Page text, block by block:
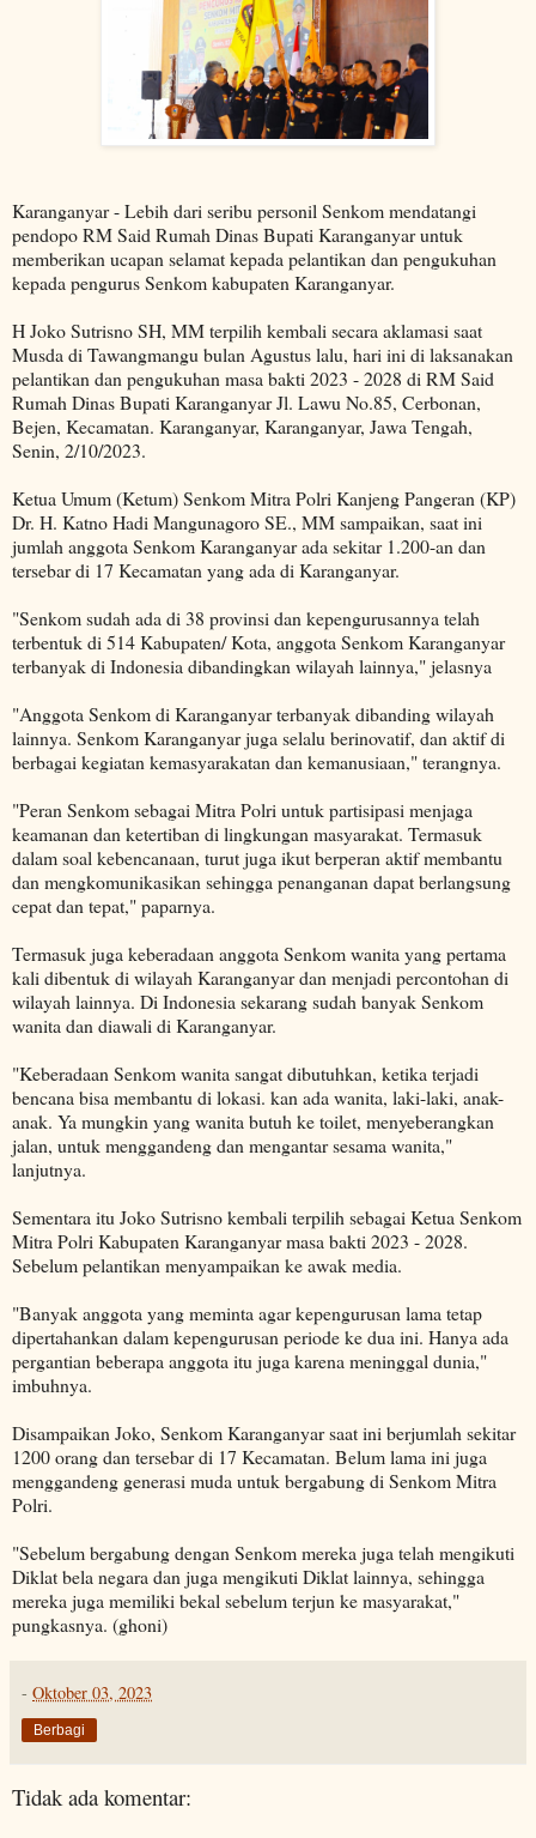
Karanganyar - Lebih dari seribu personil Senkom mendatangi
pendopo RM Said Rumah Dinas Bupati Karanganyar untuk
memberikan ucapan selamat kepada pelantikan dan pengukuhan
kepada pengurus Senkom kabupaten Karanganyar.
H Joko Sutrisno SH, MM terpilih kembali secara aklamasi saat
Musda di Tawangmangu bulan Agustus lalu, hari ini di laksanakan
pelantikan dan pengukuhan masa bakti 2023 - 2028 di RM Said
Rumah Dinas Bupati Karanganyar Jl. Lawu No.85, Cerbonan,
Bejen, Kecamatan. Karanganyar, Karanganyar, Jawa Tengah,
Senin, 2/10/2023.
Ketua Umum (Ketum) Senkom Mitra Polri Kanjeng Pangeran (KP)
Dr. H. Katno Hadi Mangunagoro SE., MM sampaikan, saat ini
jumlah anggota Senkom Karanganyar ada sekitar 1.200-an dan
tersebar di 17 Kecamatan yang ada di Karanganyar.
"Senkom sudah ada di 38 provinsi dan kepengurusannya telah
terbentuk di 514 Kabupaten/ Kota, anggota Senkom Karanganyar
terbanyak di Indonesia dibandingkan wilayah lainnya," jelasnya
"Anggota Senkom di Karanganyar terbanyak dibanding wilayah
lainnya. Senkom Karanganyar juga selalu berinovatif, dan aktif di
berbagai kegiatan kemasyarakatan dan kemanusiaan," terangnya.
"Peran Senkom sebagai Mitra Polri untuk partisipasi menjaga
keamanan dan ketertiban di lingkungan masyarakat. Termasuk
dalam soal kebencanaan, turut juga ikut berperan aktif membantu
dan mengkomunikasikan sehingga penanganan dapat berlangsung
cepat dan tepat," paparnya.
Termasuk juga keberadaan anggota Senkom wanita yang pertama
kali dibentuk di wilayah Karanganyar dan menjadi percontohan di
wilayah lainnya. Di Indonesia sekarang sudah banyak Senkom
wanita dan diawali di Karanganyar.
"Keberadaan Senkom wanita sangat dibutuhkan, ketika terjadi
bencana bisa membantu di lokasi. kan ada wanita, laki-laki, anak-
anak. Ya mungkin yang wanita butuh ke toilet, menyeberangkan
jalan, untuk menggandeng dan mengantar sesama wanita,"
lanjutnya.
Sementara itu Joko Sutrisno kembali terpilih sebagai Ketua Senkom
Mitra Polri Kabupaten Karanganyar masa bakti 2023 - 2028.
Sebelum pelantikan menyampaikan ke awak media.
"Banyak anggota yang meminta agar kepengurusan lama tetap
dipertahankan dalam kepengurusan periode ke dua ini. Hanya ada
pergantian beberapa anggota itu juga karena meninggal dunia,"
imbuhnya.
Disampaikan Joko, Senkom Karanganyar saat ini berjumlah sekitar
1200 orang dan tersebar di 17 Kecamatan. Belum lama ini juga
menggandeng generasi muda untuk bergabung di Senkom Mitra
Polri.
"Sebelum bergabung dengan Senkom mereka juga telah mengikuti
Diklat bela negara dan juga mengikuti Diklat lainnya, sehingga
mereka juga memiliki bekal sebelum terjun ke masyarakat,"
pungkasnya. (ghoni)
- Oktober 03, 2023
Berbagi
Tidak ada komentar: